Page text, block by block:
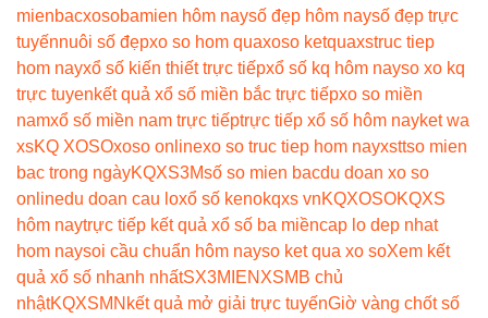
mienbacxosobamien hôm naysố đẹp hôm naysố đẹp trực
tuyếnnuôi số đẹpxo so hom quaxoso ketquaxstruc tiep
hom nayxổ số kiến thiết trực tiếpxổ số kq hôm nayso xo kq
trực tuyenkết quả xổ số miền bắc trực tiếpxo so miền
namxổ số miền nam trực tiếptrực tiếp xổ số hôm nayket wa
xsKQ XOSOxoso onlinexo so truc tiep hom nayxsttso mien
bac trong ngàyKQXS3Msố so mien bacdu doan xo so
onlinedu doan cau loxổ số kenokqxs vnKQXOSOKQXS
hôm naytrực tiếp kết quả xổ số ba miềncap lo dep nhat
hom naysoi cầu chuẩn hôm nayso ket qua xo soXem kết
quả xổ số nhanh nhấtSX3MIEN XSMB chủ
nhậtKQXSMN kết quả mở giải trực tuyếnGiờ vàng chốt số